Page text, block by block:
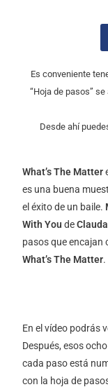
Es conveniente
“Hoja de pasos”
Desde ahí
What’s The Matter
es una buena
el éxito de un baile.
With You de
pasos que encajan
What’s The Matter.
En el vídeo podrás
Después, esos
cada paso está
con la hoja de